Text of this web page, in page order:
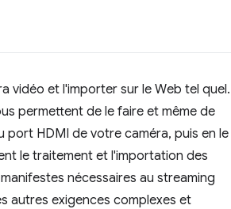
vidéo et l'importer sur le Web tel quel.
permettent de le faire et même de
HDMI de votre caméra, puis en le
le traitement et l'importation des
nécessaires au streaming
autres exigences complexes et